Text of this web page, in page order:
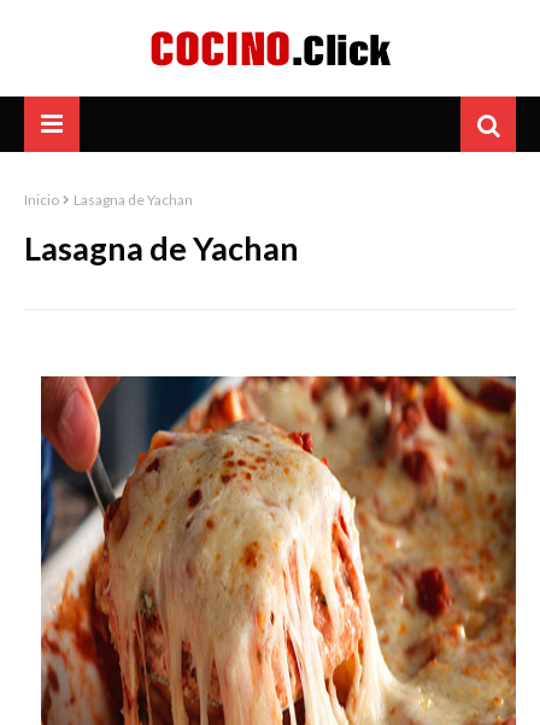
Inicio Lasagna de Yachan
Lasagna de Yachan